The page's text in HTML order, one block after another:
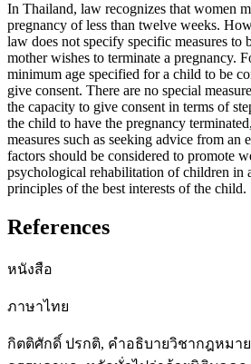
In Thailand, law recognizes that women
pregnancy of less than twelve weeks.
law does not specify specific measures to
mother wishes to terminate a pregnancy.
minimum age specified for a child to be
give consent. There are no special
the capacity to give consent in terms of
the child to have the pregnancy
measures such as seeking advice from an
factors should be considered to promote
psychological rehabilitation of children in
principles of the best interests of the child.
References
หนังสือ
ภาษาไทย
กิตติศักดิ์ ปรกติ, คำอธิบายวิชากฎหมา